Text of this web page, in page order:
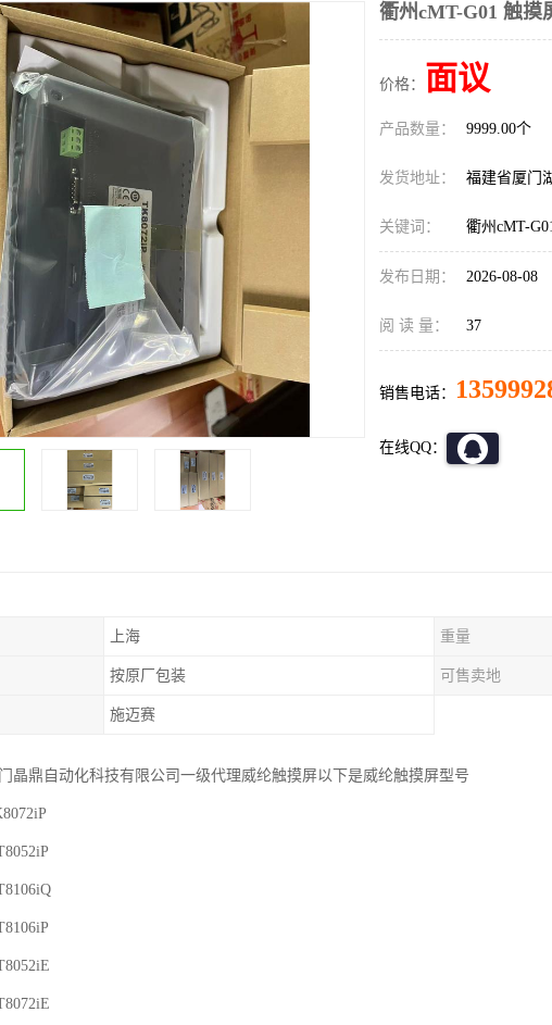
衢州cMT-G01 触摸
价格： 面议
产品数量： 9999.00个
发货地址： 福建省厦门
关键词： 衢州cMT-
发布日期： 2026-08-08
阅 读 量： 37
销售电话：
在线QQ：
上海 重量
按原厂包装 可售卖地
施迈赛
晶鼎自动化科技有限公司一级代理威纶触摸屏以下是威纶触摸屏型号